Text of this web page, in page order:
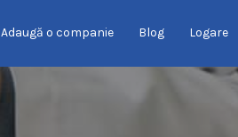
Adaugă o companie Blog Logare